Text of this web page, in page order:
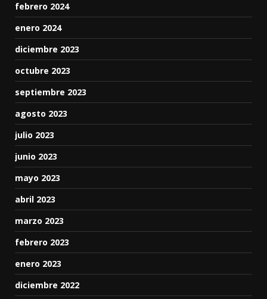
febrero 2024
enero 2024
diciembre 2023
octubre 2023
septiembre 2023
agosto 2023
julio 2023
junio 2023
mayo 2023
abril 2023
marzo 2023
febrero 2023
enero 2023
diciembre 2022